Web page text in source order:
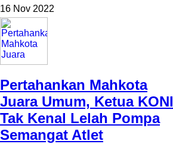
16 Nov 2022
Pertahankan Mahkota
Juara Umum, Ketua KONI
Tak Kenal Lelah Pompa
Semangat Atlet